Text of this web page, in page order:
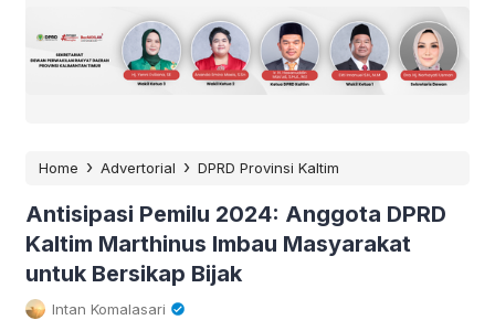
Home › Advertorial › DPRD Provinsi Kaltim
Antisipasi Pemilu 2024: Anggota DPRD
Kaltim Marthinus Imbau Masyarakat
untuk Bersikap Bijak
Intan Komalasari